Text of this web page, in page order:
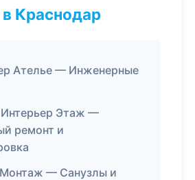
Краснодар
Ателье — Инженерные
Этаж —
ремонт и
— Санузлы и